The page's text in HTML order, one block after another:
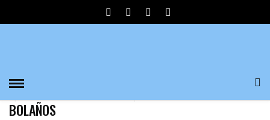
EL DESASTRE DE ANNUAL
💥100 AÑOS DE ANNUAL💥POR ROBERTO MUÑOZ
BOLAÑOS